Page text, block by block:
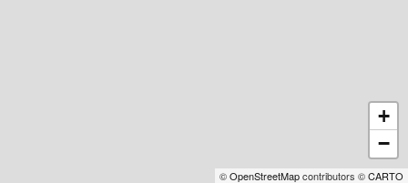
+
−
©OpenStreetMapcontributors ©CARTO